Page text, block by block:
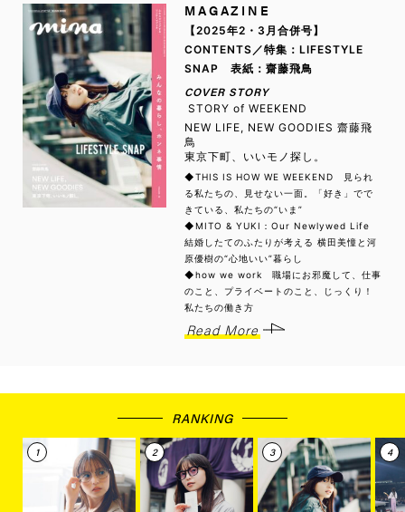
MAGAZINE
【2025年2・3月合併号】
CONTENTS／特集：LIFESTYLE
SNAP 表紙：齋藤飛鳥
COVER STORY
STORY of WEEKEND
NEW LIFE, NEW GOODIES 齋藤飛
鳥
東京下町、いいモノ探し。
◆THIS IS HOW WE WEEKEND 見られ
る私たちの、見せない一面。「好き」でで
きている、私たちの“いま”
◆MITO & YUKI：Our Newlywed Life
結婚したてのふたりが考える 横田美憧と河
原優樹の“心地いい”暮らし
◆how we work 職場にお邪魔して、仕事
のこと、プライベートのこと、じっくり！
私たちの働き方
Read More
RANKING